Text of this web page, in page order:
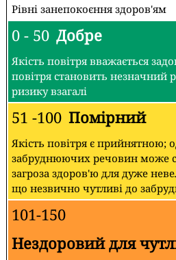
Рівні занепокоєння здоров'ям
0 - 50 Добре
Якість повітря вважається
повітря становить незначний
ризику взагалі
51 -100 Помірний
Якість повітря є прийнятною;
забруднюючих речовин може
загроза здоров'ю для дуже
що незвично чутливі до
101-150
Нездоровий для